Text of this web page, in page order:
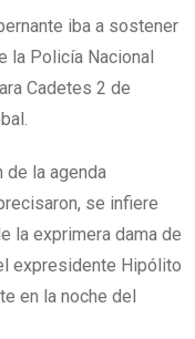
iba a sostener
la Policía Nacional
Cadetes 2 de
de la agenda
se infiere
la exprimera dama de
expresidente Hipólito
en la noche del